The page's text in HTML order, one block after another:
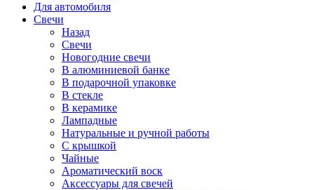
Для автомобиля
Свечи
Назад
Свечи
Новогодние свечи
В алюминиевой банке
В подарочной упаковке
В стекле
В керамике
Лампадные
Натуральные и ручной работы
С крышкой
Чайные
Ароматический воск
Аксессуары для свечей